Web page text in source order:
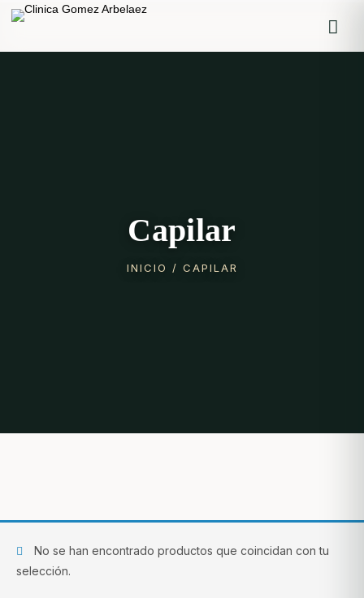
Capilar
INICIO / CAPILAR
No se han encontrado productos que coincidan con tu
selección.
Iniciar sesión